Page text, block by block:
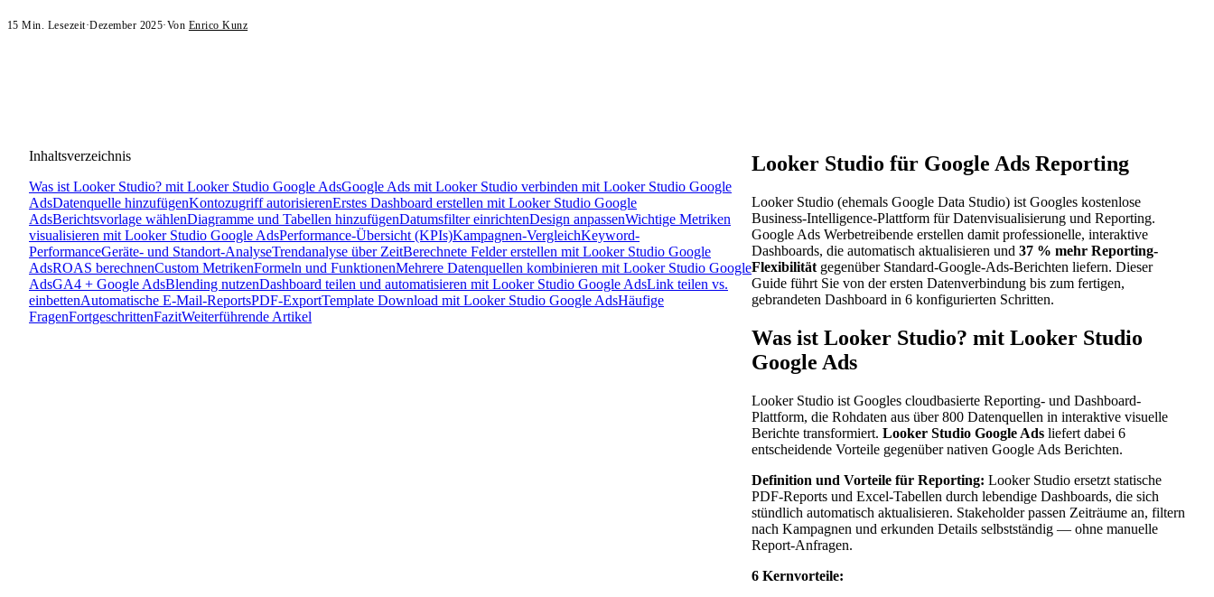
15 Min. Lesezeit·Dezember 2025·Von Enrico Kunz
Inhaltsverzeichnis
Was ist Looker Studio? mit Looker Studio Google AdsGoogle Ads mit Looker Studio verbinden mit Looker Studio Google
AdsDatenquelle hinzufügenKontozugriff autorisierenErstes Dashboard erstellen mit Looker Studio Google
AdsBerichtsvorlage wählenDiagramme und Tabellen hinzufügenDatumsfilter einrichtenDesign anpassenWichtige Metriken
visualisieren mit Looker Studio Google AdsPerformance-Übersicht (KPIs)Kampagnen-VergleichKeyword-
PerformanceGeräte- und Standort-AnalyseTrendanalyse über ZeitBerechnete Felder erstellen mit Looker Studio Google
AdsROAS berechnenCustom MetrikenFormeln und FunktionenMehrere Datenquellen kombinieren mit Looker Studio Google
AdsGA4 + Google AdsBlending nutzenDashboard teilen und automatisieren mit Looker Studio Google AdsLink teilen vs.
einbettenAutomatische E-Mail-ReportsPDF-ExportTemplate Download mit Looker Studio Google AdsHäufige
FragenFortgeschrittenFazitWeiterführende Artikel
Looker Studio für Google Ads Reporting
Looker Studio (ehemals Google Data Studio) ist Googles kostenlose
Business-Intelligence-Plattform für Datenvisualisierung und Reporting.
Google Ads Werbetreibende erstellen damit professionelle, interaktive
Dashboards, die automatisch aktualisieren und 37 % mehr Reporting-
Flexibilität gegenüber Standard-Google-Ads-Berichten liefern. Dieser
Guide führt Sie von der ersten Datenverbindung bis zum fertigen,
gebrandeten Dashboard in 6 konfigurierten Schritten.
Was ist Looker Studio? mit Looker Studio
Google Ads
Looker Studio ist Googles cloudbasierte Reporting- und Dashboard-
Plattform, die Rohdaten aus über 800 Datenquellen in interaktive visuelle
Berichte transformiert. Looker Studio Google Ads liefert dabei 6
entscheidende Vorteile gegenüber nativen Google Ads Berichten.
Definition und Vorteile für Reporting: Looker Studio ersetzt statische
PDF-Reports und Excel-Tabellen durch lebendige Dashboards, die sich
stündlich automatisch aktualisieren. Stakeholder passen Zeiträume an, filtern
nach Kampagnen und erkunden Details selbstständig — ohne manuelle
Report-Anfragen.
6 Kernvorteile: